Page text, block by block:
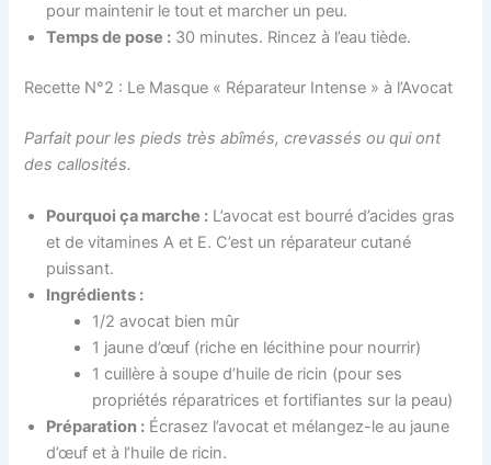
pour maintenir le tout et marcher un peu.
Temps de pose : 30 minutes. Rincez à l’eau tiède.
Recette N°2 : Le Masque « Réparateur Intense » à l’Avocat
Parfait pour les pieds très abîmés, crevassés ou qui ont
des callosités.
Pourquoi ça marche : L’avocat est bourré d’acides gras
et de vitamines A et E. C’est un réparateur cutané
puissant.
Ingrédients :
1/2 avocat bien mûr
1 jaune d’œuf (riche en lécithine pour nourrir)
1 cuillère à soupe d’huile de ricin (pour ses
propriétés réparatrices et fortifiantes sur la peau)
Préparation : Écrasez l’avocat et mélangez-le au jaune
d’œuf et à l’huile de ricin.